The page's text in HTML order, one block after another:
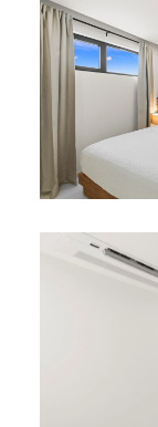
quelques
nocturne.
Plages
Beach à
10
Pourquoi
L’Appartement
sérénité dans
Que vous
simplement
cet
Réservez dès
237 et